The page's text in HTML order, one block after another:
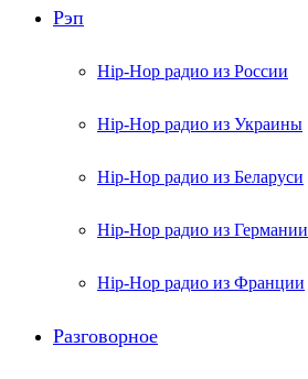
Рэп
Hip-Hop радио из России
Hip-Hop радио из Украины
Hip-Hop радио из Беларуси
Hip-Hop радио из Германии
Hip-Hop радио из Франции
Разговорное